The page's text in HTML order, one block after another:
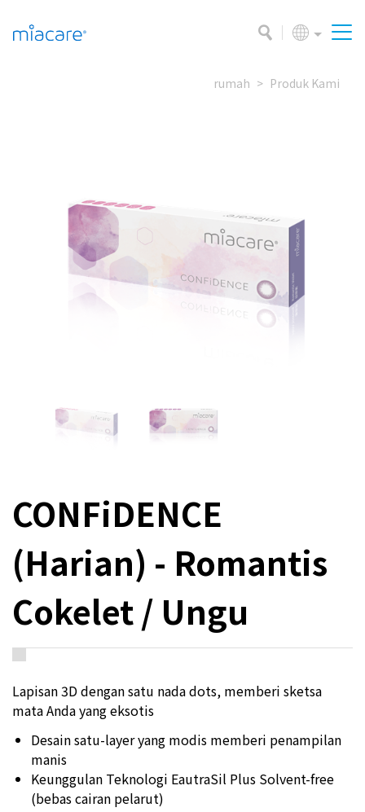
rumah Produk Kami
CONFiDENCE
(Harian) - Romantis
Cokelet / Ungu
Lapisan 3D dengan satu nada dots, memberi sketsa
mata Anda yang eksotis
Desain satu-layer yang modis memberi penampilan
manis
Keunggulan Teknologi EautraSil Plus Solvent-free
(bebas cairan pelarut)